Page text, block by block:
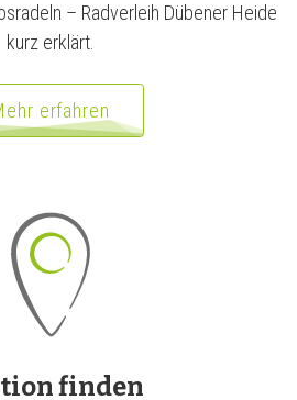
Radverleih,
– Radverleih Dübener Heide
kurz erklärt.
erfahren
finden